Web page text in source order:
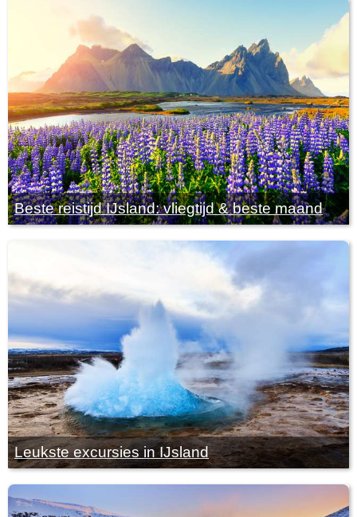
Beste reistijd IJsland: vliegtijd & beste maand
Leukste excursies in IJsland